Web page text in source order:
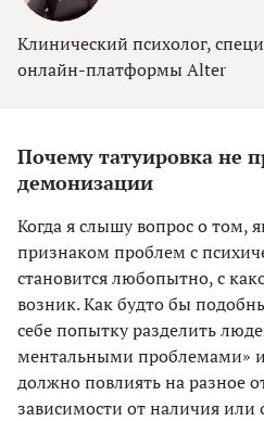
Клинический психолог,
онлайн-платформы Alter
Почему татуировка не
демонизации
Когда я слышу вопрос о том,
признаком проблем с
становится любопытно, с
возник. Как будто бы
себе попытку разделить
ментальными проблемами»
должно повлиять на разное
зависимости от наличия или